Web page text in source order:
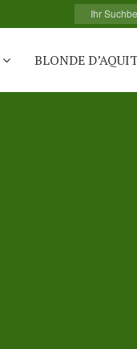
BLONDE